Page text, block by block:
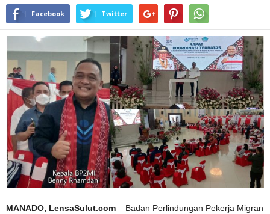
Facebook Twitter
MANADO, LensaSulut.com – Badan Perlindungan Pekerja Migran